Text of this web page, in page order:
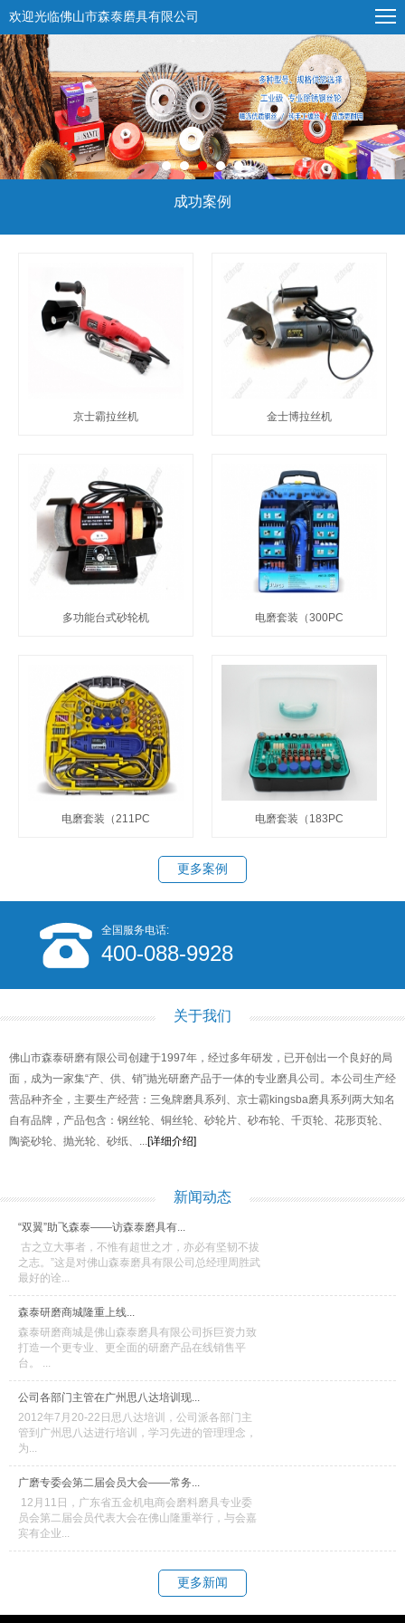
欢迎光临佛山市森泰磨具有限公司
成功案例
京士霸拉丝机 金士博拉丝机
多功能台式砂轮机 电磨套装（300PC
电磨套装（211PC 电磨套装（183PC
更多案例
全国服务电话:
400-088-9928
关于我们
佛山市森泰研磨有限公司创建于1997年，经过多年研发，已开创出一个良好的局
面，成为一家集“产、供、销”抛光研磨产品于一体的专业磨具公司。本公司生产经
营品种齐全，主要生产经营：三兔牌磨具系列、京士霸kingsba磨具系列两大知名
自有品牌，产品包含：钢丝轮、铜丝轮、砂轮片、砂布轮、千页轮、花形页轮、
陶瓷砂轮、抛光轮、砂纸、...[详细介绍]
新闻动态
“双翼”助飞森泰——访森泰磨具有...
古之立大事者，不惟有超世之才，亦必有坚韧不拔
之志。”这是对佛山森泰磨具有限公司总经理周胜武
最好的诠...
森泰研磨商城隆重上线...
森泰研磨商城是佛山森泰磨具有限公司拆巨资力致
打造一个更专业、更全面的研磨产品在线销售平
台。 ...
公司各部门主管在广州思八达培训现...
2012年7月20-22日思八达培训，公司派各部门主
管到广州思八达进行培训，学习先进的管理理念，
为...
广磨专委会第二届会员大会——常务...
12月11日，广东省五金机电商会磨料磨具专业委
员会第二届会员代表大会在佛山隆重举行，与会嘉
宾有企业...
更多新闻